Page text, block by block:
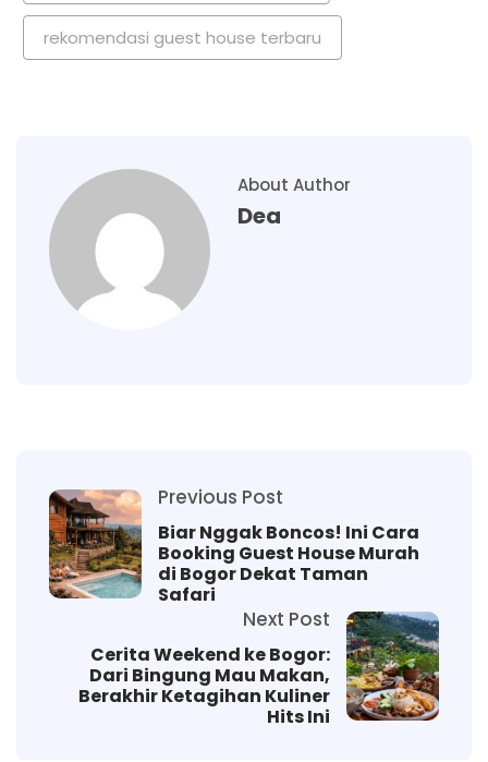
rekomendasi guest house terbaru
About Author
Dea
Previous Post
Biar Nggak Boncos! Ini Cara
Booking Guest House Murah
di Bogor Dekat Taman
Safari
Next Post
Cerita Weekend ke Bogor:
Dari Bingung Mau Makan,
Berakhir Ketagihan Kuliner
Hits Ini